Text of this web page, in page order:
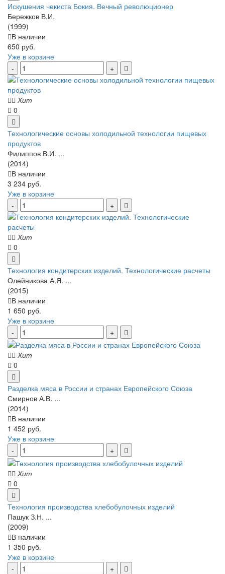
Искушения чекиста Бокия. Вечный революционер
Бережков В.И.
(1999)
В наличии
650 руб.
Уже в корзине
Хит
0
Технологические основы холодильной технологии пищевых
продуктов
Филиппов В.И. ...
(2014)
В наличии
3 234 руб.
Уже в корзине
Хит
0
Технология кондитерских изделий. Технологические расчеты
Олейникова А.Я. ...
(2015)
В наличии
1 650 руб.
Уже в корзине
Хит
0
Разделка мяса в России и странах Европейского Союза
Смирнов А.В. ...
(2014)
В наличии
1 452 руб.
Уже в корзине
Хит
0
Технология производства хлебобулочных изделий
Пашук З.Н. ...
(2009)
В наличии
1 350 руб.
Уже в корзине